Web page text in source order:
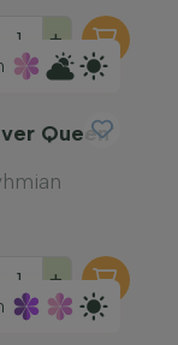
+
Queen'
+